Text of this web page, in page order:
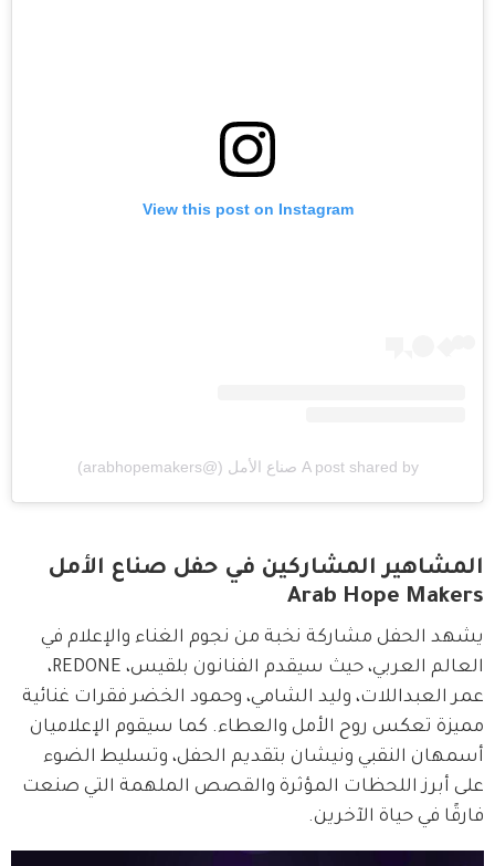
View this post on Instagram
A post shared by صناع الأمل (@arabhopemakers)
المشاهير المشاركين في حفل صناع الأمل
Arab Hope Makers
يشهد الحفل مشاركة نخبة من نجوم الغناء والإعلام في
العالم العربي، حيث سيقدم الفنانون بلقيس، REDONE،
عمر العبداللات، وليد الشامي، وحمود الخضر فقرات غنائية
مميزة تعكس روح الأمل والعطاء. كما سيقوم الإعلاميان
أسمهان النقبي ونيشان بتقديم الحفل، وتسليط الضوء
على أبرز اللحظات المؤثرة والقصص الملهمة التي صنعت
فارقًا في حياة الآخرين.